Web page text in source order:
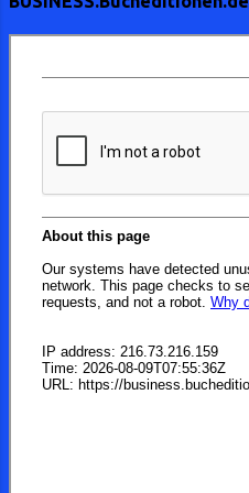
Leist...
sie oft das
Zukunft wider.
zeigen, dass
ihre Zukunft
positiv auf
Hier eine
Frühindikator